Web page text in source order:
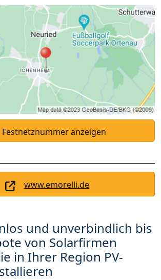
Festnetznummer anzeigen
www.emorelli.de
und unverbindlich bis
von Solarfirmen
in Ihrer Region PV-